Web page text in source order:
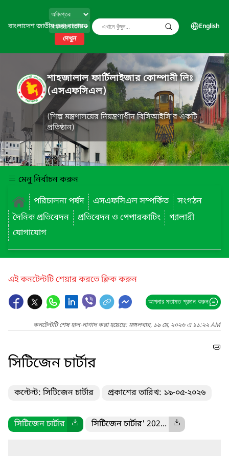
বাংলাদেশ জাতীয় তথ্য বাতায়ন
দেখুন
English
শাহজালাল ফার্টিলাইজার কোম্পানী লিঃ
(এসএফসিএল)
(শিল্প মন্ত্রণালয়ের নিয়ন্ত্রণাধীন বিসিআইসি’র একটি
প্রতিষ্ঠান)
মেনু নির্বাচন করুন
পরিচালনা পর্ষদ
এসএফসিএল সম্পর্কিত
সংগঠন
দৈনিক প্রতিবেদন
প্রতিবেদন ও পেপারকাটিং
গ্যালারী
যোগাযোগ
এই কনটেন্টটি শেয়ার করতে ক্লিক করুন
আপনার মতামত প্রদান করুন
কনটেন্টটি শেষ হাল-নাগাদ করা হয়েছে: মঙ্গলবার, ১৯ মে, ২০২৬ এ ১১:২২ AM
সিটিজেন চার্টার
কন্টেন্ট: সিটিজেন চার্টার প্রকাশের তারিখ: ১৯-০৫-২০২৬
সিটিজেন চার্টার সিটিজেন চার্টার' 202...